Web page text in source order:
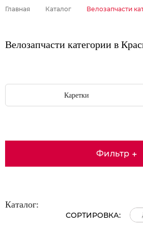
Главная Каталог Велозапчасти
Велозапчасти категории в
Каретки
Фильтр +
Каталог:
СОРТИРОВКА: